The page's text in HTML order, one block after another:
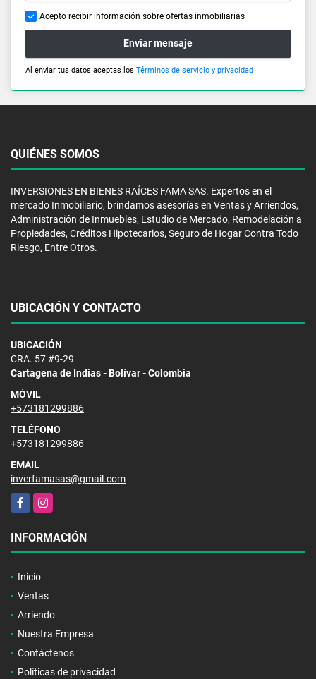
Acepto recibir información sobre ofertas inmobiliarias
Enviar mensaje
Al enviar tus datos aceptas los Términos de servicio y privacidad
QUIÉNES SOMOS
INVERSIONES EN BIENES RAÍCES FAMA SAS. Expertos en el
mercado Inmobiliario, brindamos asesorías en Ventas y Arriendos,
Administración de Inmuebles, Estudio de Mercado, Remodelación a
Propiedades, Créditos Hipotecarios, Seguro de Hogar Contra Todo
Riesgo, Entre Otros.
UBICACIÓN Y CONTACTO
UBICACIÓN
CRA. 57 #9-29
Cartagena de Indias - Bolívar - Colombia
MÓVIL
+573181299886
TELÉFONO
+573181299886
EMAIL
inverfamasas@gmail.com
FacebookInstagram
INFORMACIÓN
Inicio
Ventas
Arriendo
Nuestra Empresa
Contáctenos
Políticas de privacidad